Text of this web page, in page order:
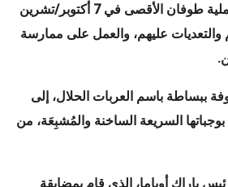
يواجه بائعو الأطعمة الحلال في مدينة نيويورك العديد من جرائم الكراهية، منذ عملية طوفان الأقصى في 7 أكتوبر/تشرين
والتعديات عليهم، والعمل على ممارسة
.
ببساطة باسم العربات الحلال، إلى
السريعة الساخنة والمُشبِعَة، من
باراك أوباما، الذى قام بمضايقة